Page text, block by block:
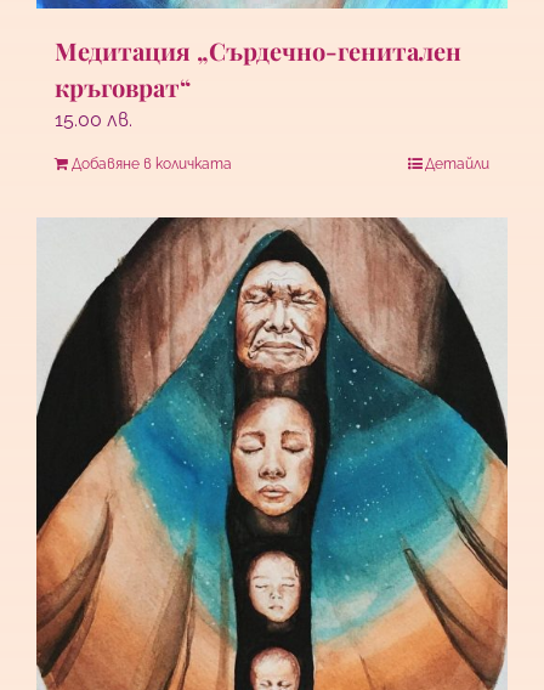
Медитация „Сърдечно-генитален
кръговрат“
15.00 лв.
Добавяне в количката Детайли